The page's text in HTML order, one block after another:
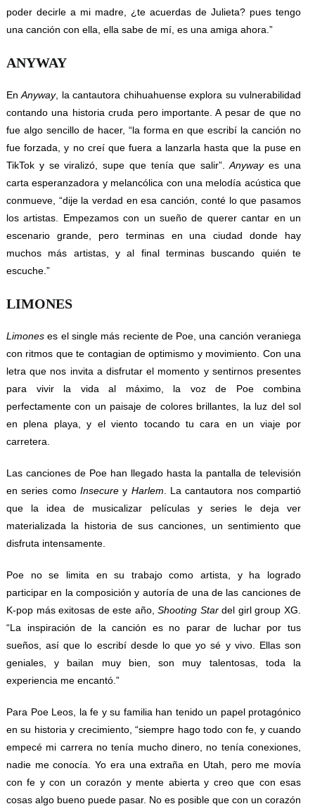
poder decirle a mi madre, ¿te acuerdas de Julieta? pues tengo
una canción con ella, ella sabe de mí, es una amiga ahora.”
ANYWAY
EnAnyway, la cantautora chihuahuense explora su vulnerabilidad
contando una historia cruda pero importante. A pesar de que no
fue algo sencillo de hacer, “la forma en que escribí la canción no
fue forzada, y no creí que fuera a lanzarla hasta que la puse en
TikTok y se viralizó, supe que tenía que salir”. Anywayes una
carta esperanzadora y melancólica con una melodía acústica que
conmueve, “dije la verdad en esa canción, conté lo que pasamos
los artistas. Empezamos con un sueño de querer cantar en un
escenario grande, pero terminas en una ciudad donde hay
muchos más artistas, y al final terminas buscando quién te
escuche.”
LIMONES
Limones es el single más reciente de Poe, una canción veraniega
con ritmos que te contagian de optimismo y movimiento. Con una
letra que nos invita a disfrutar el momento y sentirnos presentes
para vivir la vida al máximo, la voz de Poe combina
perfectamente con un paisaje de colores brillantes, la luz del sol
en plena playa, y el viento tocando tu cara en un viaje por
carretera.
Las canciones de Poe han llegado hasta la pantalla de televisión
en series como Insecure y Harlem. La cantautora nos compartió
que la idea de musicalizar películas y series le deja ver
materializada la historia de sus canciones, un sentimiento que
disfruta intensamente.
Poe no se limita en su trabajo como artista, y ha logrado
participar en la composición y autoría de una de las canciones de
K-pop más exitosas de este año,Shooting Stardel girl group XG.
“La inspiración de la canción es no parar de luchar por tus
sueños, así que lo escribí desde lo que yo sé y vivo. Ellas son
geniales, y bailan muy bien, son muy talentosas, toda la
experiencia me encantó.”
Para Poe Leos, la fe y su familia han tenido un papel protagónico
en su historia y crecimiento, “siempre hago todo con fe, y cuando
empecé mi carrera no tenía mucho dinero, no tenía conexiones,
nadie me conocía. Yo era una extraña en Utah, pero me movía
con fe y con un corazón y mente abierta y creo que con esas
cosas algo bueno puede pasar. No es posible que con un corazón